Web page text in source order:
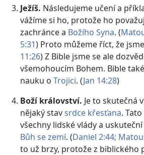
Ježíš. Následujeme učení a
vážíme si ho, protože ho
zachránce a Božího Syna. (
5:31) Proto můžeme říct, že jsme
11:26) Z Bible jsme se ale
všemohoucím Bohem. Bible
nauku o Trojici. (Jan 14:28)
Boží království. Je to skutečná
nějaký stavsrdce křesťana.
všechny lidské vlády a uskuteční
Bůh se zemí. (Daniel 2:44;
to už brzy, protože z biblického